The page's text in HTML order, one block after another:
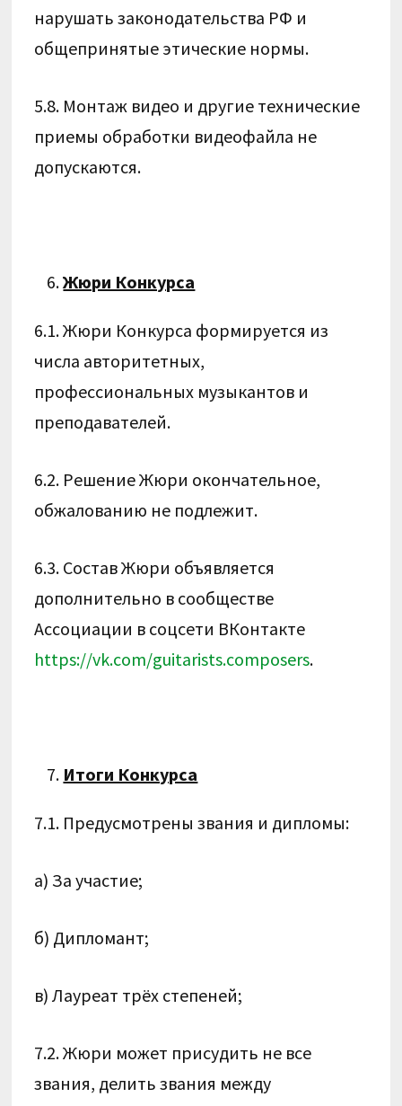
нарушать законодательства РФ и
общепринятые этические нормы.
5.8. Монтаж видео и другие технические
приемы обработки видеофайла не
допускаются.
Жюри Конкурса
6.1. Жюри Конкурса формируется из
числа авторитетных,
профессиональных музыкантов и
преподавателей.
6.2. Решение Жюри окончательное,
обжалованию не подлежит.
6.3. Состав Жюри объявляется
дополнительно в сообществе
Ассоциации в соцсети ВКонтакте
https://vk.com/guitarists.composers.
Итоги Конкурса
7.1. Предусмотрены звания и дипломы:
а) За участие;
б) Дипломант;
в) Лауреат трёх степеней;
7.2. Жюри может присудить не все
звания, делить звания между